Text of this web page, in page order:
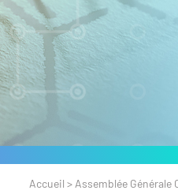
Accueil > Assemblée